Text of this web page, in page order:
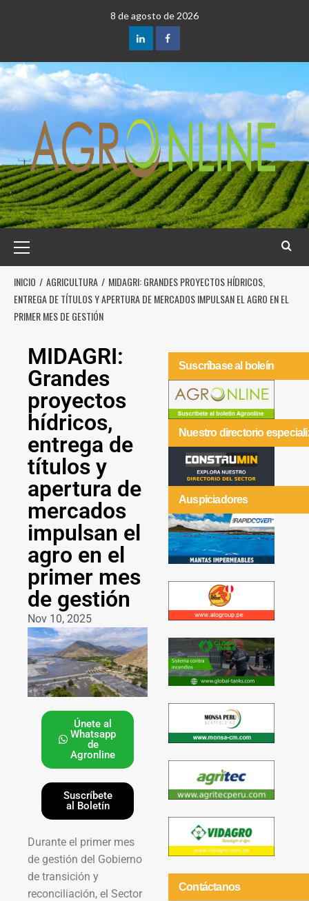
8 de agosto de 2026
INICIO AGRICULTURA
MIDAGRI: GRANDES PROYECTOS HÍDRICOS,
ENTREGA DE TÍTULOS Y APERTURA DE MERCADOS IMPULSAN EL AGRO EN EL
PRIMER MES DE GESTIÓN
MIDAGRI:
Grandes
proyectos
hídricos,
entrega de
títulos y
apertura de
mercados
impulsan el
agro en el
primer mes
de gestión
Nov 10, 2025
Únete al
Whatsapp
de
Agronline
Suscríbete
al Boletín
Durante el primer mes
de gestión del Gobierno
de transición y
reconciliación, el Sector
Suscríbase al boleín
Nuestro directorio
Auspiciadores
Contáctanos